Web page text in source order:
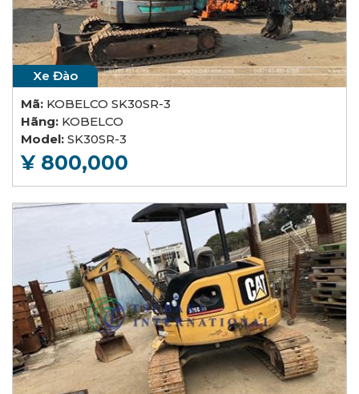
Xe Đào
Mã: KOBELCO SK30SR-3
Hãng: KOBELCO
Model: SK30SR-3
¥ 800,000